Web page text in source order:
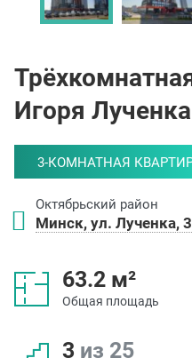
Игоря
3-КОМНАТНАЯ
Октябрьский район
Минск, ул. Лученка,
63.2 м²
Общая площадь
3 из 25